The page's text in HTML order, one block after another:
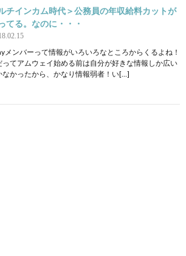
チインカム時代＞公務員の年収給料カットが
てる。なのに・・・
メンバーって情報がいろいろなところからくるよね！
ってアムウェイ始める前は自分が好きな情報しか広い
なかったから、かなり情報弱者！い[…]